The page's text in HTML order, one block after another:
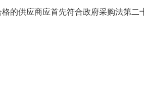
的供应商应首先符合政府采购法第